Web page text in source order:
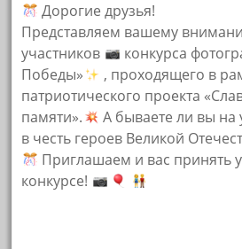
Дорогие друзья!
Представляем вашему
участников
конкурса
Победы»
, проходящего в
патриотического проекта
памяти».
А бываете ли вы на
в честь героев Великой
Приглашаем и вас принять
конкурсе!